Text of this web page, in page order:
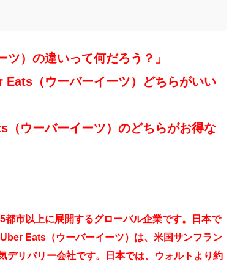
）の違いって何だろう？」
Eats（ウーバーイーツ）どちらがいい
（ウーバーイーツ）のどちらがお得な
市以上に展開するグローバル企業です。日本で
Eats（ウーバーイーツ）は、米国サンフラン
デリバリー会社です。日本では、ウォルトより約